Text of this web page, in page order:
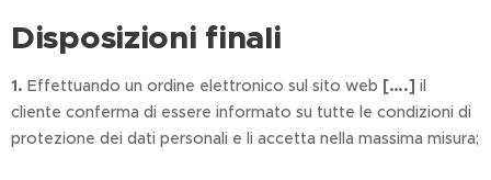
Disposizioni finali
1. Effettuando un ordine elettronico sul sito web [….] il
cliente conferma di essere informato su tutte le condizioni di
protezione dei dati personali e li accetta nella massima misura;